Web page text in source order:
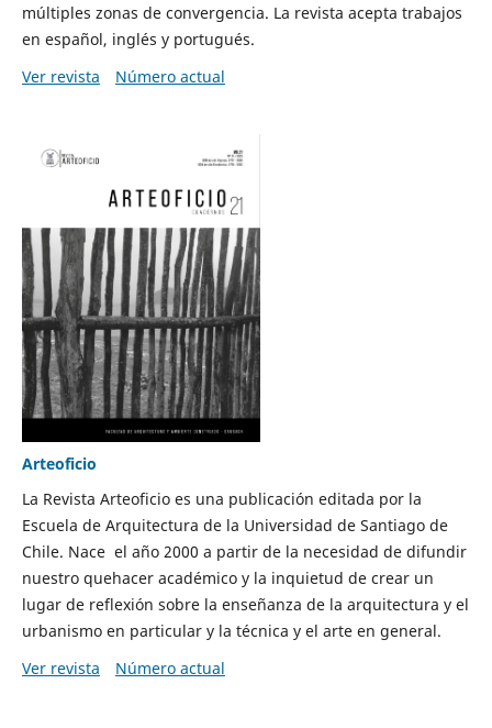
múltiples zonas de convergencia. La revista acepta trabajos
en español, inglés y portugués.
Ver revista
Número actual
Arteoficio
La Revista Arteoficio es una publicación editada por la
Escuela de Arquitectura de la Universidad de Santiago de
Chile. Nace el año 2000 a partir de la necesidad de difundir
nuestro quehacer académico y la inquietud de crear un
lugar de reflexión sobre la enseñanza de la arquitectura y el
urbanismo en particular y la técnica y el arte en general.
Ver revista
Número actual